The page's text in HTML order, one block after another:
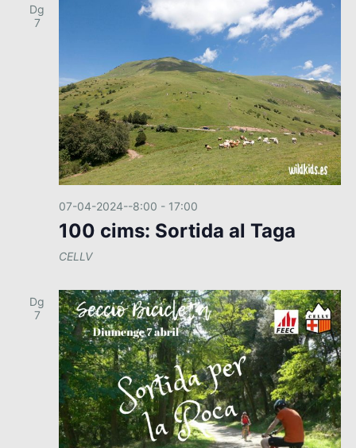
Dg
7
07-04-2024--8:00 - 17:00
100 cims: Sortida al Taga
CELLV
Dg
7